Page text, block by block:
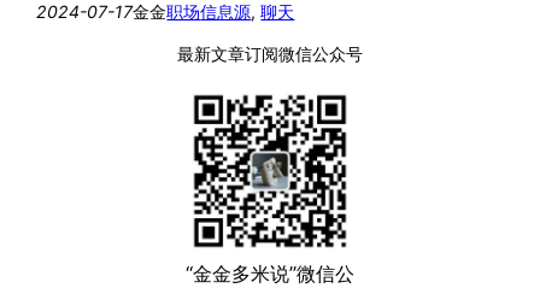
2024-07-17金金职场信息源, 聊天
最新文章订阅微信公众号
“金金多米说”微信公